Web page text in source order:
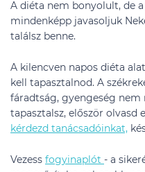
A diéta nem bonyolult, de a
mindenképp javasoljuk
találsz benne.
A kilencven napos diéta
kell tapasztalnod. A
fáradtság, gyengeség nem
tapasztalsz, először olvasd
kérdezd tanácsadóinkat,
Vezess fogyinaplót - a